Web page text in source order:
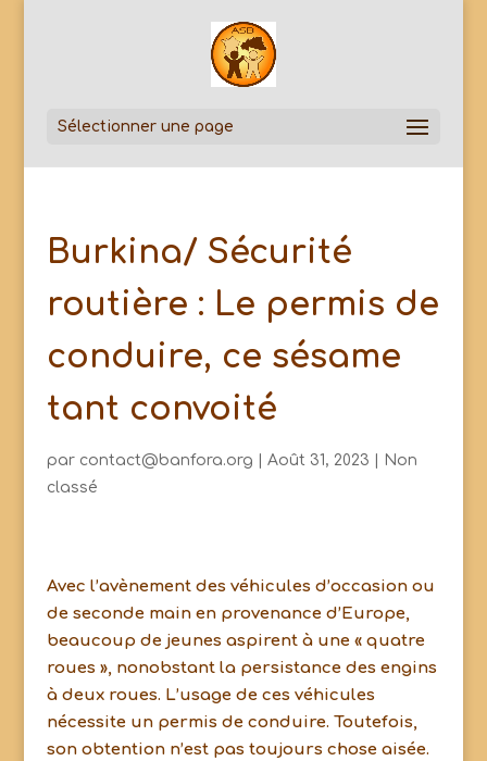
Sélectionner une page
Burkina/ Sécurité
routière : Le permis de
conduire, ce sésame
tant convoité
par contact@banfora.org Août 31, 2023
Non
classé
Avec l’avènement des véhicules d’occasion ou
de seconde main en provenance d’Europe,
beaucoup de jeunes aspirent à une « quatre
roues », nonobstant la persistance des engins
à deux roues. L’usage de ces véhicules
nécessite un permis de conduire. Toutefois,
son obtention n’est pas toujours chose aisée.